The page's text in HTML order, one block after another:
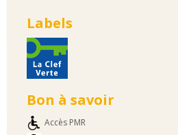
Labels
Bon à savoir
Accès PMR